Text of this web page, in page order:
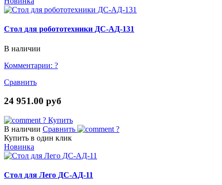
Стол для робототехники ДС-АД-131
В наличии
Комментарии: ?
Сравнить
24 951.00 руб
? Купить
В наличии Сравнить
?
Купить в один клик
Новинка
Стол для Лего ДС-АД-11